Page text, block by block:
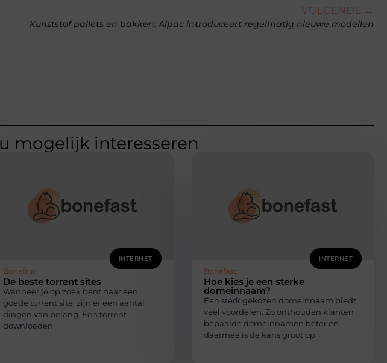
VOLGENDE →
Kunststof pallets en bakken: Alpac introduceert regelmatig nieuwe modellen
mogelijk interesseren
INTERNET
Bonefast
De beste torrent sites
Wanneer je op zoek bent naar een
goede torrent site, zijn er een aantal
dingen van belang. Een torrent
downloaden
INTERNET
Bonefast
Hoe kies je een sterke
domeinnaam?
Een sterk gekozen domeinnaam biedt
veel voordelen. Zo onthouden klanten
bepaalde domeinnamen beter en
daarmee is de kans groot op